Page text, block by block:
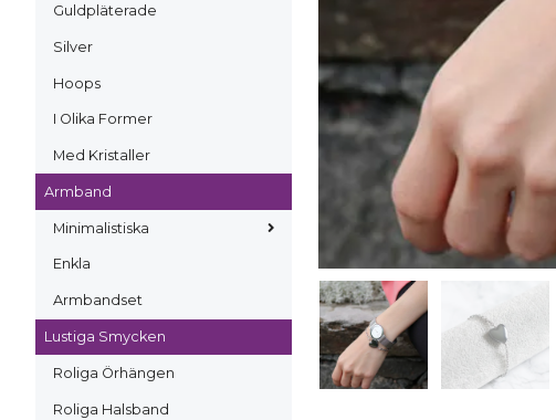
Guldpläterade
Silver
Hoops
I Olika Former
Med Kristaller
Armband
Minimalistiska
Enkla
Armbandset
Lustiga Smycken
Roliga Örhängen
Roliga Halsband